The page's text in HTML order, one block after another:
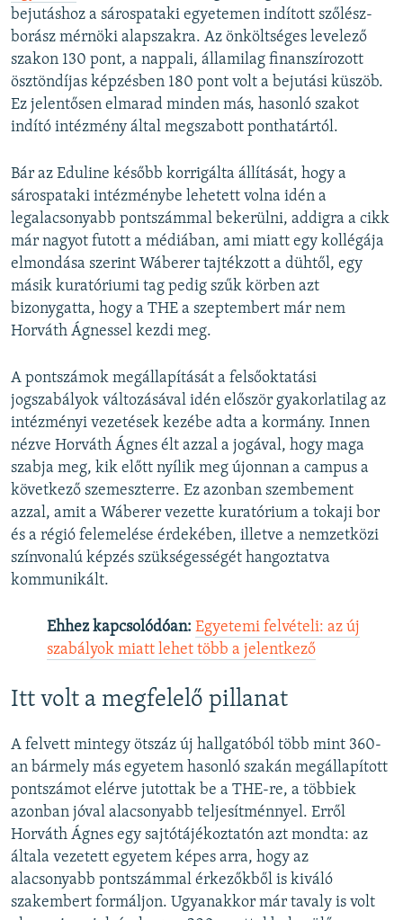
bejutáshoz a sárospataki egyetemen indított szőlész-
borász mérnöki alapszakra. Az önköltséges levelező
szakon 130 pont, a nappali, államilag finanszírozott
ösztöndíjas képzésben 180 pont volt a bejutási küszöb.
Ez jelentősen elmarad minden más, hasonló szakot
indító intézmény által megszabott ponthatártól.
Bár az Eduline később korrigálta állítását, hogy a
sárospataki intézménybe lehetett volna idén a
legalacsonyabb pontszámmal bekerülni, addigra a cikk
már nagyot futott a médiában, ami miatt egy kollégája
elmondása szerint Wáberer tajtékzott a dühtől, egy
másik kuratóriumi tag pedig szűk körben azt
bizonygatta, hogy a THE a szeptembert már nem
Horváth Ágnessel kezdi meg.
A pontszámok megállapítását a felsőoktatási
jogszabályok változásával idén először gyakorlatilag az
intézményi vezetések kezébe adta a kormány. Innen
nézve Horváth Ágnes élt azzal a jogával, hogy maga
szabja meg, kik előtt nyílik meg újonnan a campus a
következő szemeszterre. Ez azonban szembement
azzal, amit a Wáberer vezette kuratórium a tokaji bor
és a régió felemelése érdekében, illetve a nemzetközi
színvonalú képzés szükségességét hangoztatva
kommunikált.
Ehhez kapcsolódóan: Egyetemi felvételi: az új
szabályok miatt lehet több a jelentkező
Itt volt a megfelelő pillanat
A felvett mintegy ötszáz új hallgatóból több mint 360-
an bármely más egyetem hasonló szakán megállapított
pontszámot elérve jutottak be a THE-re, a többiek
azonban jóval alacsonyabb teljesítménnyel. Erről
Horváth Ágnes egy sajtótájékoztatón azt mondta: az
általa vezetett egyetem képes arra, hogy az
alacsonyabb pontszámmal érkezőkből is kiváló
szakembert formáljon. Ugyanakkor már tavaly is volt